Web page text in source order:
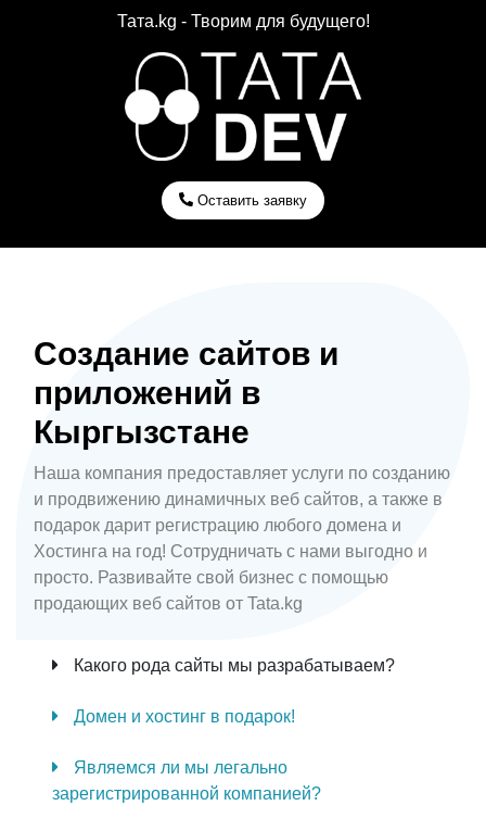
Тата.kg - Творим для будущего!
Оставить заявку
Создание сайтов и
приложений в
Кыргызстане
Наша компания предоставляет услуги по созданию
и продвижению динамичных веб сайтов, а также в
подарок дарит регистрацию любого домена и
Хостинга на год! Сотрудничать с нами выгодно и
просто. Развивайте свой бизнес с помощью
продающих веб сайтов от Tata.kg
Какого рода сайты мы разрабатываем?
Домен и хостинг в подарок!
Являемся ли мы легально
зарегистрированной компанией?